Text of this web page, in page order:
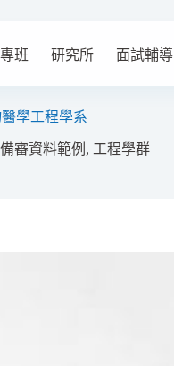
班 研究所 面試輔導
學工程學系
審資料範例 , 工程學群